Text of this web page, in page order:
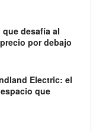
desafía al
por debajo
Electric: el
que